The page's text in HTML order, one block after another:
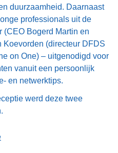
duurzaamheid. Daarnaast
professionals uit de
(CEO Bogerd Martin en
Koevorden (directeur DFDS
on One) – uitgenodigd voor
vanuit een persoonlijk
en netwerktips.
werd deze twee